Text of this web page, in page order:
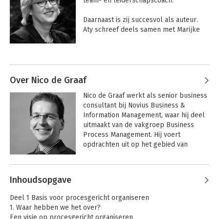
Daarnaast is zij succesvol als auteur.
Aty schreef deels samen met Marijke
coachen', 'De 10 principes van agile-
voor agile-lean teamcoaching'.
75 werkvormen
voor agile-lean
teamcoaching
Over Nico de Graaf
Nico de Graaf werkt als senior business
consultant bij Novius Business &
Information Management, waar hij deel
uitmaakt van de vakgroep Business
Process Management. Hij voert
opdrachten uit op het gebied van
businessinformatieplanning.
BPM boek. Theorie en praktijk van
procesgericht
organiseren'.
Andere boeken door Nico de Graaf
Inhoudsopgave
Deel 1 Basis voor procesgericht organiseren
1. Waar hebben we het over?